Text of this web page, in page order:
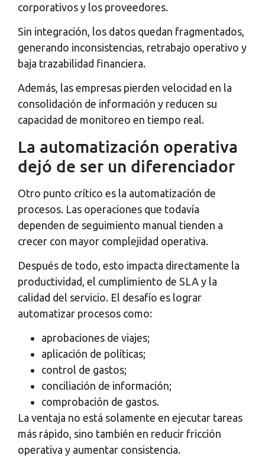
corporativos y los proveedores.
Sin integración, los datos quedan fragmentados,
generando inconsistencias, retrabajo operativo y
baja trazabilidad financiera.
Además, las empresas pierden velocidad en la
consolidación de información y reducen su
capacidad de monitoreo en tiempo real.
La automatización operativa
dejó de ser un diferenciador
Otro punto crítico es la automatización de
procesos. Las operaciones que todavía
dependen de seguimiento manual tienden a
crecer con mayor complejidad operativa.
Después de todo, esto impacta directamente la
productividad, el cumplimiento de SLA y la
calidad del servicio. El desafío es lograr
automatizar procesos como:
aprobaciones de viajes;
aplicación de políticas;
control de gastos;
conciliación de información;
comprobación de gastos.
La ventaja no está solamente en ejecutar tareas
más rápido, sino también en reducir fricción
operativa y aumentar consistencia.